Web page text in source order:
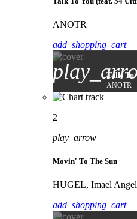
ANOTR
add_shopping_cart
Talk To
ANOTR
2
play_arrow
Movin' To The Sun
HUGEL, Imael
add_shopping_cart